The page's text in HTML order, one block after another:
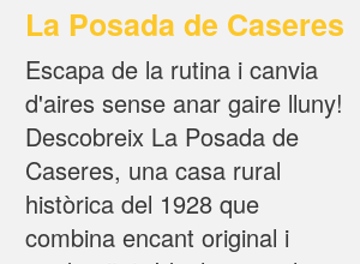
La Posada de Caseres
Escapa de la rutina i canvia
d'aires sense anar gaire lluny!
Descobreix La Posada de
Caseres, una casa rural
històrica del 1928 que
combina encant original i